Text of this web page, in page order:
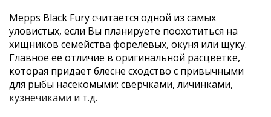
Mepps Black Fury считается одной из самых
уловистых, если Вы планируете поохотиться на
хищников семейства форелевых, окуня или щуку.
Главное ее отличие в оригинальной расцветке,
которая придает блесне сходство с привычными
для рыбы насекомыми: сверчками, личинками,
кузнечиками и т.д.